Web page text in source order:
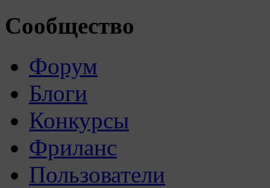
Сообщество
Форум
Блоги
Конкурсы
Фриланс
Пользователи